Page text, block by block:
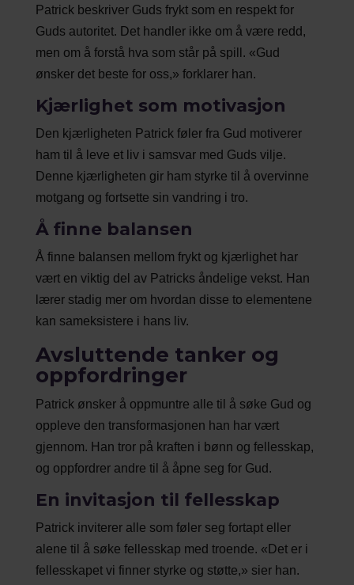
Patrick beskriver Guds frykt som en respekt for
Guds autoritet. Det handler ikke om å være redd,
men om å forstå hva som står på spill. «Gud
ønsker det beste for oss,» forklarer han.
Kjærlighet som motivasjon
Den kjærligheten Patrick føler fra Gud motiverer
ham til å leve et liv i samsvar med Guds vilje.
Denne kjærligheten gir ham styrke til å overvinne
motgang og fortsette sin vandring i tro.
Å finne balansen
Å finne balansen mellom frykt og kjærlighet har
vært en viktig del av Patricks åndelige vekst. Han
lærer stadig mer om hvordan disse to elementene
kan sameksistere i hans liv.
Avsluttende tanker og
oppfordringer
Patrick ønsker å oppmuntre alle til å søke Gud og
oppleve den transformasjonen han har vært
gjennom. Han tror på kraften i bønn og fellesskap,
og oppfordrer andre til å åpne seg for Gud.
En invitasjon til fellesskap
Patrick inviterer alle som føler seg fortapt eller
alene til å søke fellesskap med troende. «Det er i
fellesskapet vi finner styrke og støtte,» sier han.